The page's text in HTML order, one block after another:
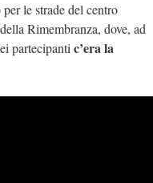
le strade del centro
Rimembranza, dove, ad
partecipantic’era la